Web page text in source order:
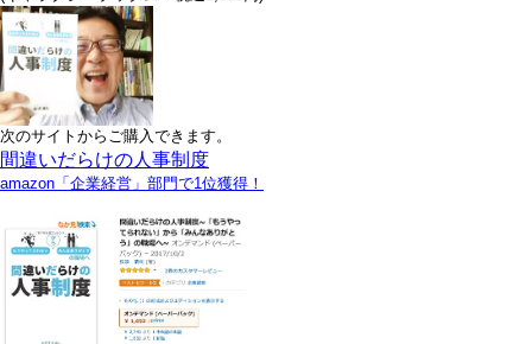
次のサイトからご購入できます。
間違いだらけの人事制度
amazon「企業経営」部門で1位獲得！